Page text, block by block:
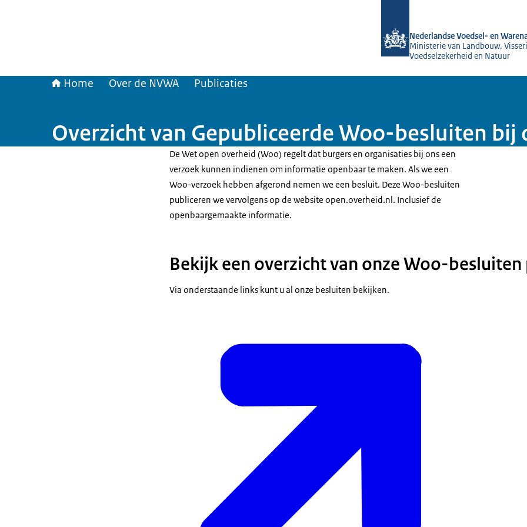
Nederlandse Voedsel- en
Ministerie van Landbouw,
Voedselzekerheid en Natuur
Home Over de NVWA Publicaties
Overzicht van Gepubliceerde Woo-besluiten bij
De Wet open overheid (Woo) regelt dat burgers en organisaties bij ons een
verzoek kunnen indienen om informatie openbaar te maken. Als we een
Woo-verzoek hebben afgerond nemen we een besluit. Deze Woo-besluiten
publiceren we vervolgens op de website open.overheid.nl. Inclusief de
openbaargemaakte informatie.
Bekijk een overzicht van onze Woo-besluiten
Via onderstaande links kunt u al onze besluiten bekijken.